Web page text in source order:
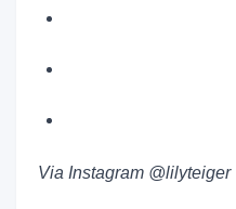
Via Instagram @lilyteiger